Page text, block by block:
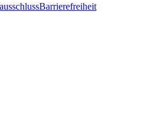
Barrierefreiheit